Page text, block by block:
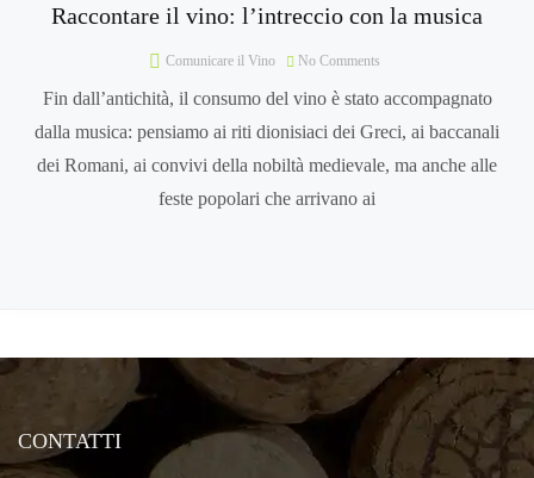
Raccontare il vino: l’intreccio con la musica
Comunicare il Vino No Comments
Fin dall’antichità, il consumo del vino è stato accompagnato
dalla musica: pensiamo ai riti dionisiaci dei Greci, ai baccanali
dei Romani, ai convivi della nobiltà medievale, ma anche alle
feste popolari che arrivano ai
CONTATTI